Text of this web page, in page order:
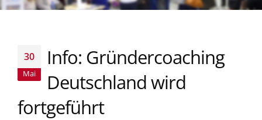
30
Mai
Info: Gründercoaching
Deutschland wird
fortgeführt